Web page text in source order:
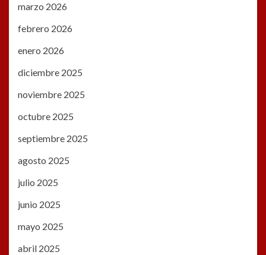
marzo 2026
febrero 2026
enero 2026
diciembre 2025
noviembre 2025
octubre 2025
septiembre 2025
agosto 2025
julio 2025
junio 2025
mayo 2025
abril 2025